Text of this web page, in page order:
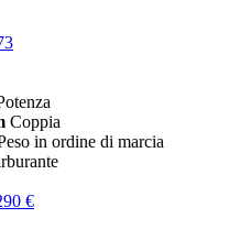
Coppia
in ordine di marcia
€